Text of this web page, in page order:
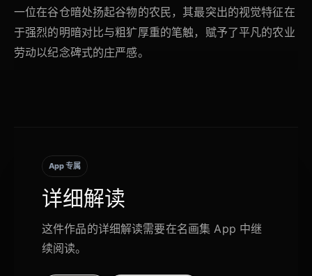
一位在谷仓暗处扬起谷物的农民，其最突出的视觉特征在
于强烈的明暗对比与粗犷厚重的笔触，赋予了平凡的农业
劳动以纪念碑式的庄严感。
App 专属
详细解读
这件作品的详细解读需要在名画集 App 中继
续阅读。